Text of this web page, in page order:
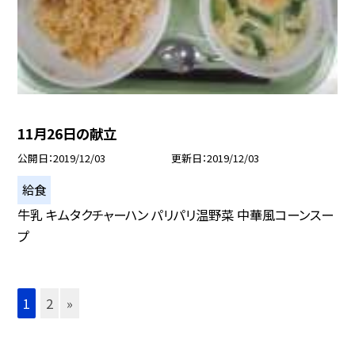
11月26日の献立
公開日 2019/12/03 更新日 2019/12/03
給食
牛乳 キムタクチャーハン パリパリ温野菜 中華風コーンスー
プ
1 2 »